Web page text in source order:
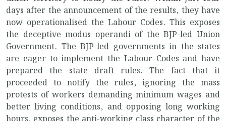
days after the announcement of the results, they have
now operationalised the Labour Codes. This exposes
the deceptive modus operandi of the BJP-led Union
Government. The BJP-led governments in the states
are eager to implement the Labour Codes and have
prepared the state draft rules. The fact that it
proceeded to notify the rules, ignoring the mass
protests of workers demanding minimum wages and
better living conditions, and opposing long working